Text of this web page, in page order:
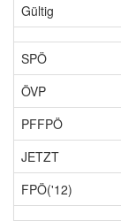
Gültig
SPÖ
ÖVP
PFFPÖ
JETZT
FPÖ('12)